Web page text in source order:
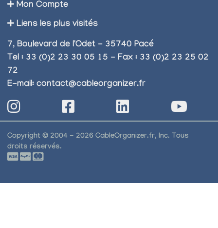
Mon Compte
Liens les plus visités
7, Boulevard de l'Odet - 35740 Pacé
Tel : 33 (0)2 23 30 05 15 - Fax : 33 (0)2 23 25 02
72
E-mail: contact@cableorganizer.fr
Copyright © 2004 - 2026 CableOrganizer.fr, Inc. Tous
droits réservés.